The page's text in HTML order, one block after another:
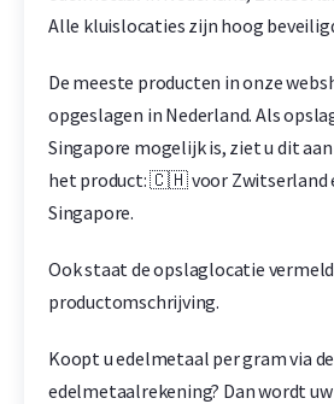
Alle kluislocaties zijn hoog
De meeste producten in onze
opgeslagen in Nederland. Als
Singapore mogelijk is, ziet u dit
het product: 🇨🇭 voor
Singapore.
Ook staat de opslaglocatie
productomschrijving.
Koopt u edelmetaal per gram via de
edelmetaalrekening? Dan wordt